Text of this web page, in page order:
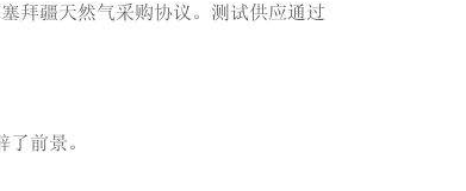
拜疆天然气采购协议。测试供应通过
前景。